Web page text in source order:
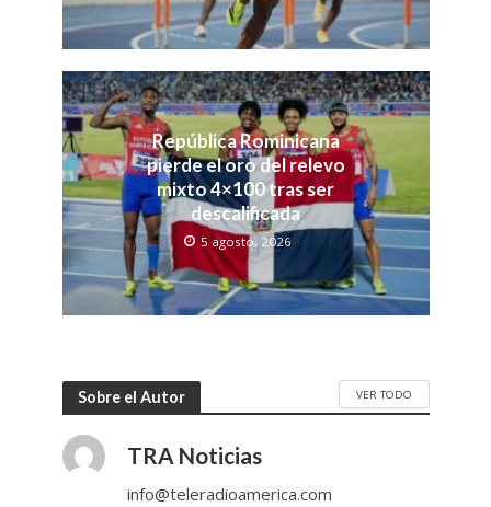
República Rominicana
pierde el oro del relevo
mixto 4×100 tras ser
descalificada
5 agosto, 2026
Sobre el Autor VER TODO
TRA Noticias
info@teleradioamerica.com